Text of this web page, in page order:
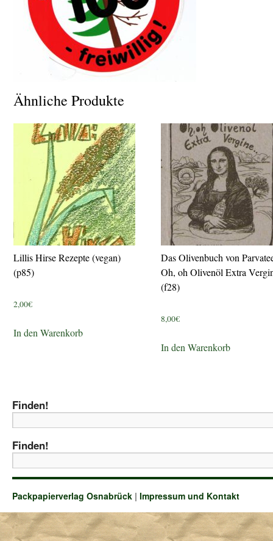
Ähnliche Produkte
Lillis Hirse Rezepte (vegan)
(p85)
2,00€
In den Warenkorb
Das Olivenbuch von
Oh, oh Olivenöl Extra
(f28)
8,00€
In den Warenkorb
Finden!
Finden!
Packpapierverlag Osnabrück | Impressum und Kontakt